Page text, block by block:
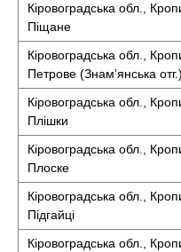
Кіровоградська обл.,
Піщане
Кіровоградська обл.,
Петрове (Знам’янська отг.)
Кіровоградська обл.,
Плішки
Кіровоградська обл.,
Плоске
Кіровоградська обл.,
Підгайці
Кіровоградська обл.,